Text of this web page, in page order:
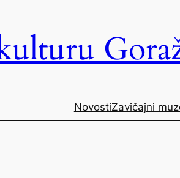
NovostiZavičajni